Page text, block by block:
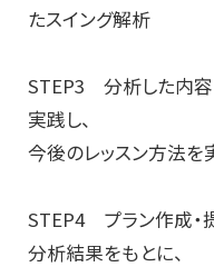
たスイング解析
STEP3 分析した内容
実践し、
今後のレッスン方法を
STEP4 プラン作成・
分析結果をもとに、